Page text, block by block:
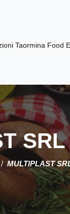
SRL
/ MULTIPLAST
Taormina Food